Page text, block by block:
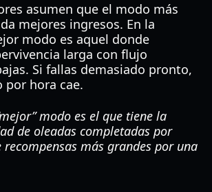
asumen que el modo más
mejores ingresos. En la
modo es aquel donde
larga con flujo
Si fallas demasiado pronto,
hora cae.
modo es el que tiene la
de oleadas completadas por
recompensas más grandes por una